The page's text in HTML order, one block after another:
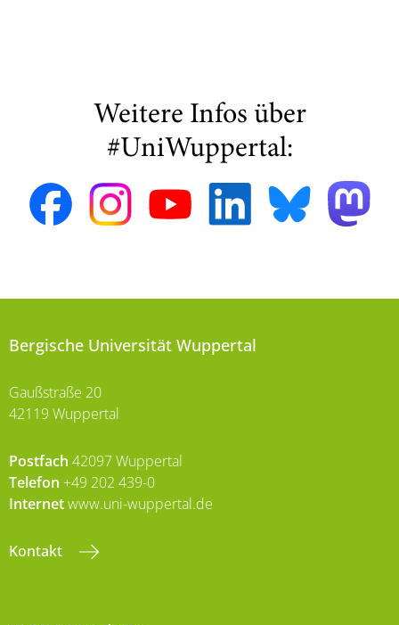
Weitere Infos über
#UniWuppertal:
Bergische Universität Wuppertal
Gaußstraße 20
42119 Wuppertal
Postfach 42097 Wuppertal
Telefon +49 202 439-0
Internetwww.uni-wuppertal.de
Kontakt